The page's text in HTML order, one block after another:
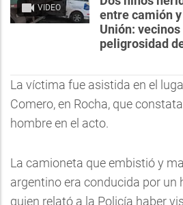
VIDEO
entre camión
Unión:
peligrosidad
La víctima fue asistida en el
Comero, en Rocha, que
hombre en el acto.
La camioneta que embistió y
argentino era conducida por un
quien relató a la Policía haber